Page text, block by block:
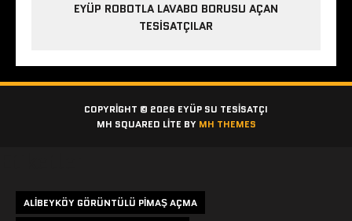
EYÜP ROBOTLA LAVABO BORUSU AÇAN
TESISATÇILAR
COPYRIGHT © 2026 EYÜP SU TESISATÇI
MH SQUARED LITE BY MH THEMES
ALIBEYKÖY GÖRÜNTÜLÜ PIMAŞ AÇMA